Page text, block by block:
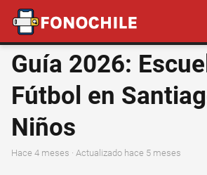
Guía 2026:
Fútbol en
Niños
hace 4 meses · Actualizado hace 5 meses